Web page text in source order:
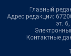
Главный
Адрес редакции:
эт.
Контактные